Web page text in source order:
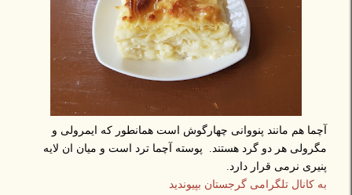
آچما هم مانند پنووانی چهارگوش است همانطور که ایمرولی و
مگرولی هر دو گرد هستند. پوسته آچما ترد است و میان ان لایه
پنیری نرمی قرار دارد.
به کانال تلگرامی گرجستان بپیوندید